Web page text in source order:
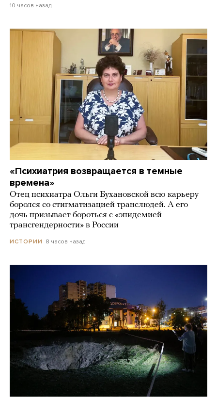
10 часов назад
«Психиатрия возвращается в темные
времена»
Отец психиатра Ольги Бухановской всю карьеру
боролся со стигматизацией транслюдей. А его
дочь призывает бороться с «эпидемией
трансгендерности» в России
ИСТОРИИ 8 часов назад